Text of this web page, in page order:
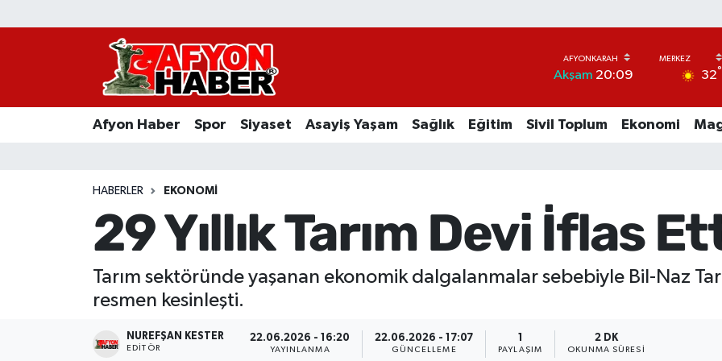
Akşam 20:09 32°
Afyon Haber Spor Siyaset Asayiş Yaşam Sağlık Eğitim Sivil Toplum Ekonomi
HABERLER EKONOMI
29 Yıllık Tarım Devi İflas
Tarım sektöründe yaşanan ekonomik dalgalanmalar sebebiyle Bil-Naz
resmen kesinleşti.
NUREFŞAN KESTER
EDITÖR
22.06.2026 - 16:20
YAYINLANMA
22.06.2026 - 17:07
GÜNCELLEME PAYLAŞIM
2 DK
OKUNMA SÜRESI
Afyon Haber
Asayiş Yaşam
Sivil Toplum
Ekonomi